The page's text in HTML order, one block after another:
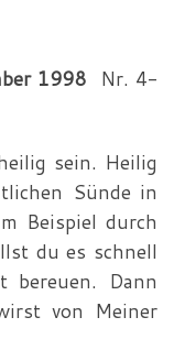
1998 Nr. 4-
sein. Heilig
Sünde in
Beispiel durch
du es schnell
bereuen. Dann
von Meiner